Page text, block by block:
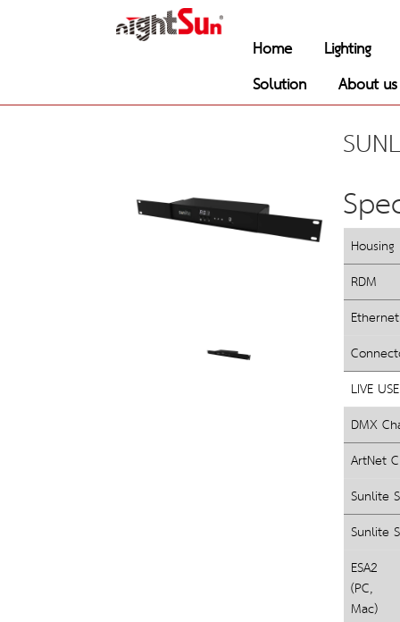
Home
Lighting
Solution
About us
Housing
RDM
Ethernet
LIVE USE
DMX
ArtNet
Sunlite
Sunlite
ESA2
(PC,
Mac)